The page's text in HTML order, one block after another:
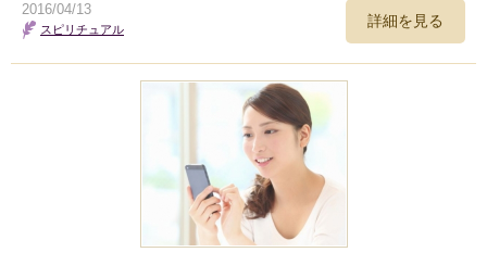
2016/04/13
スピリチュアル 詳細を見る